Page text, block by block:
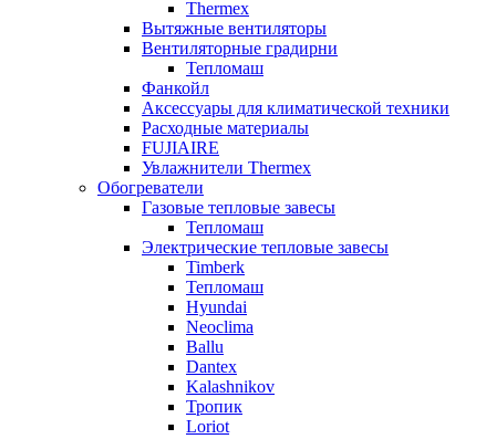
Thermex
Вытяжные вентиляторы
Вентиляторные градирни
Тепломаш
Фанкойл
Аксессуары для климатической техники
Расходные материалы
FUJIAIRE
Увлажнители Thermex
Обогреватели
Газовые тепловые завесы
Тепломаш
Электрические тепловые завесы
Timberk
Тепломаш
Hyundai
Neoclima
Ballu
Dantex
Kalashnikov
Тропик
Loriot